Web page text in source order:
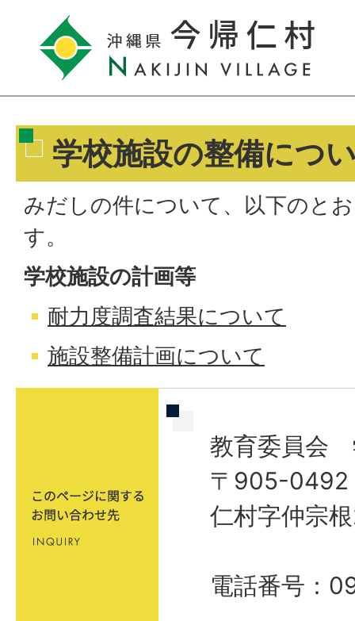
学校施設の整備につ
みだしの件について、以下のと
す。
学校施設の計画等
耐力度調査結果について
施設整備計画について
教育委員会
〒905-0492
仁村字仲宗
電話番号